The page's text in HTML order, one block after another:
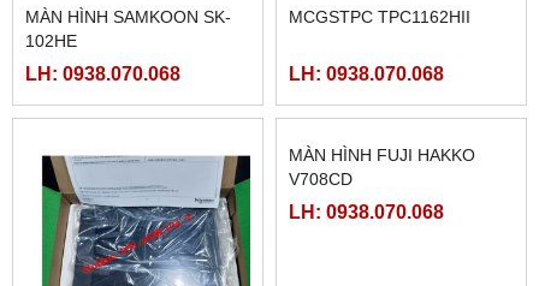
MÀN HÌNH SAMKOON SK-
102HE
LH: 0938.070.068
MCGSTPC TPC1162HII
LH: 0938.070.068